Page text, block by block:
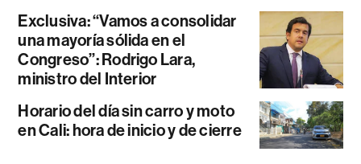
Exclusiva: “Vamos a consolidar
una mayoría sólida en el
Congreso”: Rodrigo Lara,
ministro del Interior
Horario del día sin carro y moto
en Cali: hora de inicio y de cierre